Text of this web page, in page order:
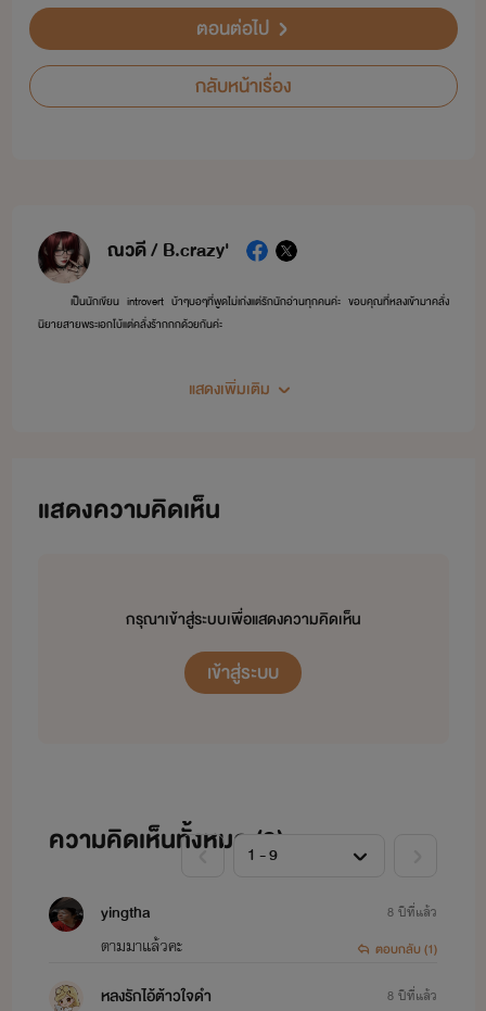
ตอนต่อไป
กลับหน้าเรื่อง
ณวดี / B.crazy'
เป็นนักเขียน introvert บ้าๆบอๆที่พูดไม่เก่งแต่รักนักอ่านทุกคนค่ะ ขอบคุณที่หลงเข้ามาคลั่ง
นิยายสายพระเอกโบ้แต่คลั่งร้ากกกด้วยกันค่ะ
แสดงเพิ่มเติม
แสดงความคิดเห็น
กรุณาเข้าสู่ระบบเพื่อแสดงความคิดเห็น
เข้าสู่ระบบ
ความคิดเห็นทั้งหมด (9)
yingtha
ตามมาแล้วคะ
8 ปีที่แล้ว
ตอบกลับ (1)
หลงรักไอ้ต้าวใจดำ
8 ปีที่แล้ว